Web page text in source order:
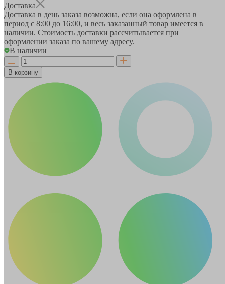
Доставка
Доставка в день заказа возможна, если она оформлена в
период с 8:00 до 16:00, и весь заказанный товар имеется в
наличии. Стоимость доставки рассчитывается при
оформлении заказа по вашему адресу.
В наличии
В корзину